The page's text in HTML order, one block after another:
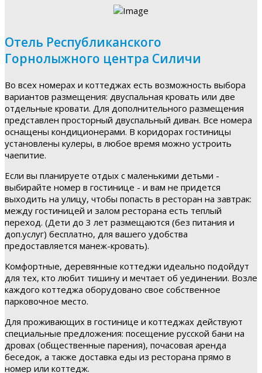
Отель Республиканского
Горнолыжного центра Силичи
Во всех номерах и коттеджах есть возможность выбора
вариантов размещения: двуспальная кровать или две
отдельные кровати. Для дополнительного размещения
представлен просторный двуспальный диван. Все номера
оснащены кондиционерами. В коридорах гостиницы
установлены кулеры, в любое время можно устроить
чаепитие.
Если вы планируете отдых с маленькими детьми -
выбирайте номер в гостинице - и вам не придется
выходить на улицу, чтобы попасть в ресторан на завтрак:
между гостиницей и залом ресторана есть теплый
переход. (Дети до 3 лет размещаются (без питания и
доп.услуг) бесплатно, для вашего удобства
предоставляется манеж-кровать).
Комфортные, деревянные коттеджи идеально подойдут
для тех, кто любит тишину и мечтает об уединении. Возле
каждого коттеджа оборудовано свое собственное
парковочное место.
Для проживающих в гостинице и коттеджах действуют
специальные предложения: посещение русской бани на
дровах (общественные парения), почасовая аренда
беседок, а также доставка еды из ресторана прямо в
номер или коттедж.